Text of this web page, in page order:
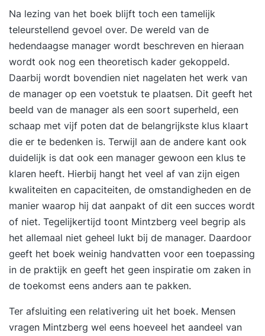
Na lezing van het boek blijft toch een tamelijk
teleurstellend gevoel over. De wereld van de
hedendaagse manager wordt beschreven en hieraan
wordt ook nog een theoretisch kader gekoppeld.
Daarbij wordt bovendien niet nagelaten het werk van
de manager op een voetstuk te plaatsen. Dit geeft het
beeld van de manager als een soort superheld, een
schaap met vijf poten dat de belangrijkste klus klaart
die er te bedenken is. Terwijl aan de andere kant ook
duidelijk is dat ook een manager gewoon een klus te
klaren heeft. Hierbij hangt het veel af van zijn eigen
kwaliteiten en capaciteiten, de omstandigheden en de
manier waarop hij dat aanpakt of dit een succes wordt
of niet. Tegelijkertijd toont Mintzberg veel begrip als
het allemaal niet geheel lukt bij de manager. Daardoor
geeft het boek weinig handvatten voor een toepassing
in de praktijk en geeft het geen inspiratie om zaken in
de toekomst eens anders aan te pakken.
Ter afsluiting een relativering uit het boek. Mensen
vragen Mintzberg wel eens hoeveel het aandeel van